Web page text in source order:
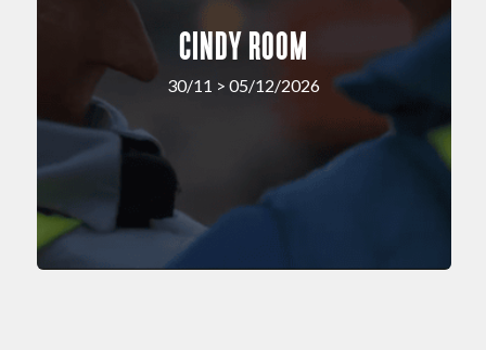
CINDY ROOM
30/11 > 05/12/2026